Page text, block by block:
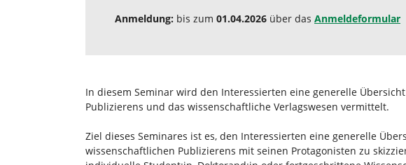
Anmeldung: bis zum 01.04.2026 über das Anmeldeformular
In diesem Seminar wird den Interessierten eine generelle
Publizierens und das wissenschaftliche Verlagswesen vermittelt.
Ziel dieses Seminares ist es, den Interessierten eine generelle
wissenschaftlichen Publizierens mit seinen Protagonisten zu